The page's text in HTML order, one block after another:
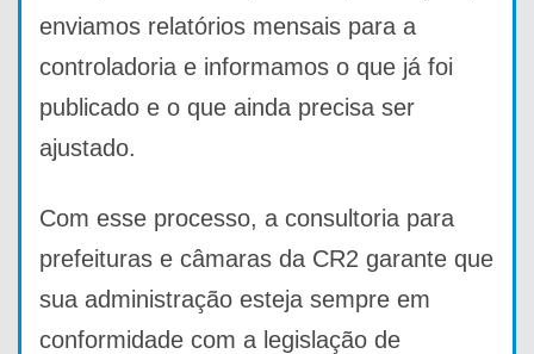
enviamos relatórios mensais para a
controladoria e informamos o que já foi
publicado e o que ainda precisa ser
ajustado.
Com esse processo, a consultoria para
prefeituras e câmaras da CR2 garante que
sua administração esteja sempre em
conformidade com a legislação de